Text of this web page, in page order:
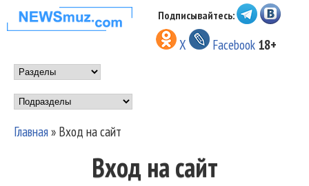
Перейти к основному
содержанию
НОВОСТИ
МУЗЫКИ И
ШОУ БИЗНЕСА
NEWSMUZ.COM
Подписывайтесь:
X Facebook 18+
Main menu
Подразделы
Вы здесь
Главная» Вход на сайт
Вход на сайт